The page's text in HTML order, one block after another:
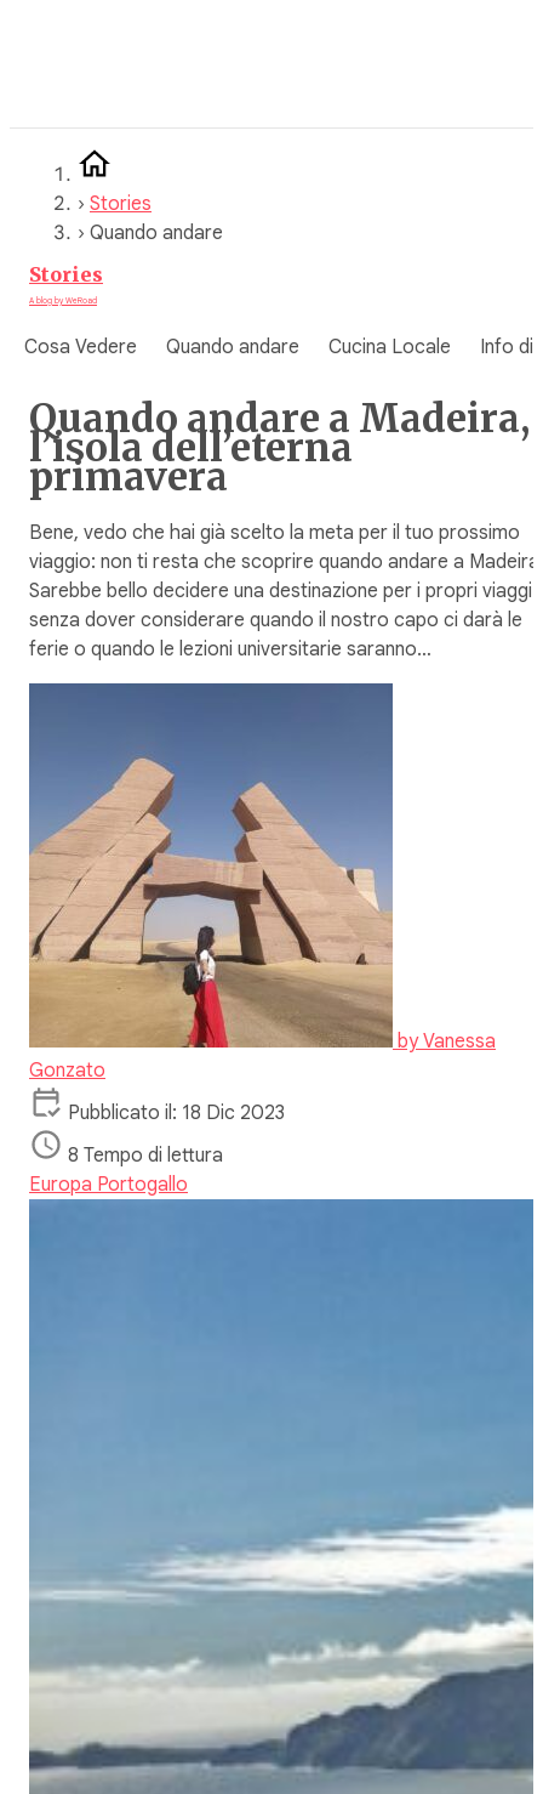
› Stories
› Quando andare
Stories
A blog by WeRoad
Cosa Vedere Quando andare Cucina Locale Info di
Quando andare a Madeira,
l’isola dell’eterna
primavera
Bene, vedo che hai già scelto la meta per il tuo prossimo
viaggio: non ti resta che scoprire quando andare a
Sarebbe bello decidere una destinazione per i propri viaggi
senza dover considerare quando il nostro capo ci darà le
ferie o quando le lezioni universitarie saranno…
byVanessa
Gonzato
Pubblicato il: 18 Dic 2023
8 Tempo di lettura
Europa Portogallo